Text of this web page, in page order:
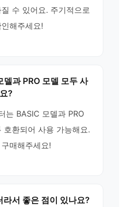
수 있어요. 주기적으로
해주세요!
델과 PRO 모델 모두 사
?
는 BASIC 모델과 PRO
호환되어 사용 가능해요.
매해주세요!
라서 좋은 점이 있나요?